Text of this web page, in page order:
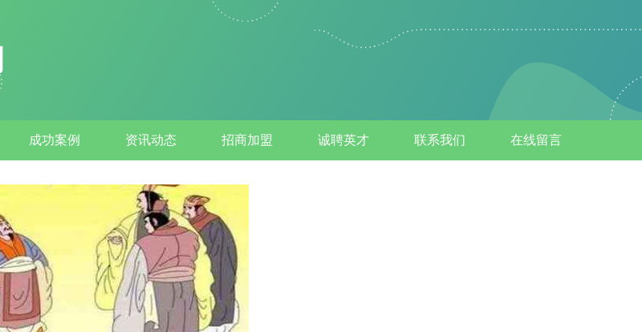
成功案例 资讯动态 招商加盟 诚聘英才 联系我们 在线留言